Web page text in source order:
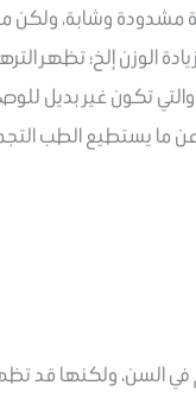
مشدودة وشابة،
الوزن إلخ؛ تظهر
والتي تكون غير بديل
عن ما يستطيع الطب
في السن، ولكنها قد